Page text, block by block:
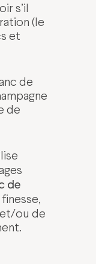
s’il
(le
et
de
de
de
ou de